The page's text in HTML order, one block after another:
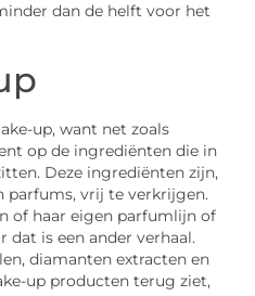
dan de helft voor het
up, want net zoals
op de ingrediënten die in
Deze ingrediënten zijn,
parfums, vrij te verkrijgen.
of haar eigen parfumlijn of
dat is een ander verhaal.
diamanten extracten en
up producten terug ziet,